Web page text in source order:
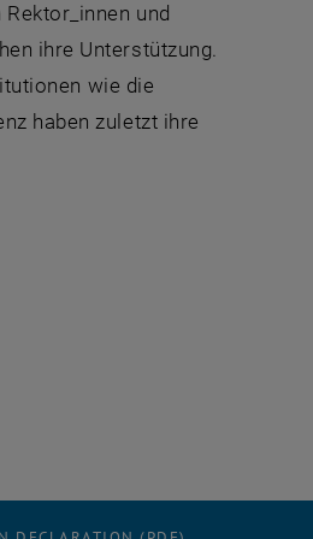
und
ihre Unterstützung.
wie die
haben zuletzt ihre